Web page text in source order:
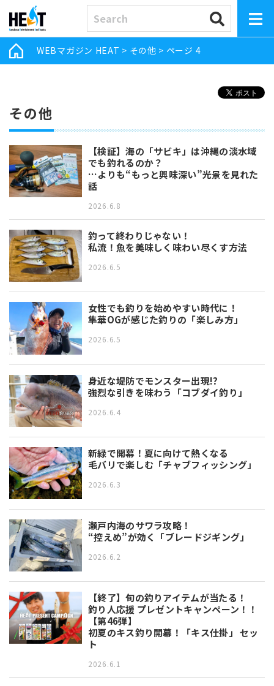
WEBマガジン HEAT > その他 > ページ 4
その他
【検証】海の「サビキ」は沖縄の淡水域
でも釣れるのか？
…よりも“もっと興味深い”光景を見れた
話
2026.6.8
釣って終わりじゃない！
私流！魚を美味しく味わい尽くす方法
2026.6.5
女性でも釣りを始めやすい時代に！
隼華OGが感じた釣りの「楽しみ方」
2026.6.5
身近な堤防でモンスター出現!?
強烈な引きを味わう「コブダイ釣り」
2026.6.4
新緑で開幕！夏に向けて熱くなる
毛バリで楽しむ「チャブフィッシング」
2026.6.3
瀬戸内海のサワラ攻略！
“控えめ”が効く「ブレードジギング」
2026.6.2
【終了】旬の釣りアイテムが当たる！
釣り人応援 プレゼントキャンペーン！！
【第46弾】
初夏のキス釣り開幕！「キス仕掛」 セッ
ト
2026.6.1